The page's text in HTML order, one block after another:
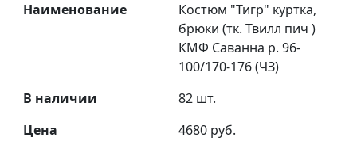
Костюм "Тигр" куртка,
брюки (тк. Твилл пич )
КМФ Саванна р. 96-
100/170-176 (ЧЗ)
82 шт.
4680 руб.